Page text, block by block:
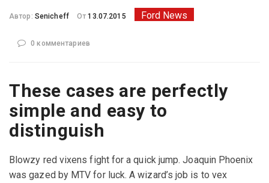
Автор: Senicheff От 13.07.2015 Ford News
0 комментариев
These cases are perfectly
simple and easy to
distinguish
Blowzy red vixens fight for a quick jump. Joaquin Phoenix
was gazed by MTV for luck. A wizard’s job is to vex